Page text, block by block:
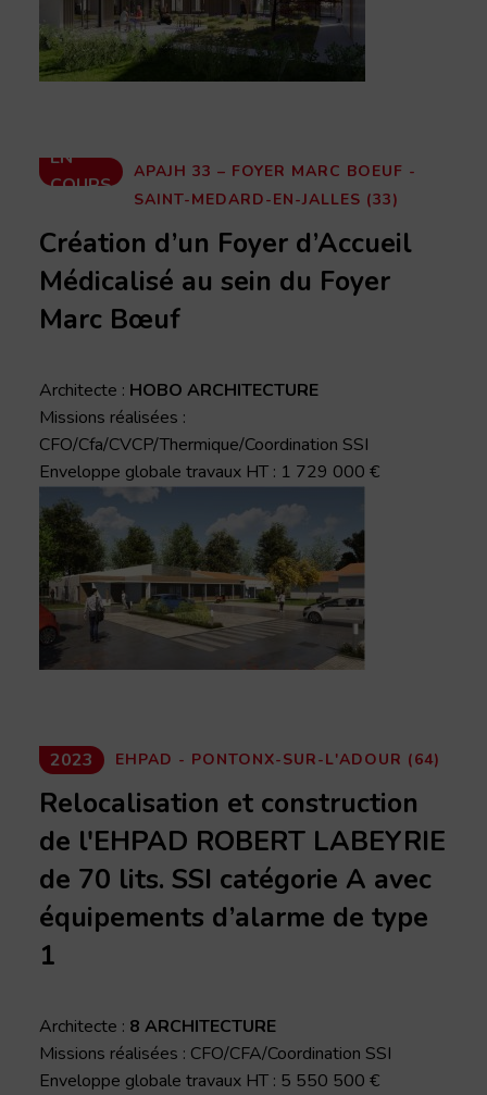
EN
COURS
APAJH 33 – FOYER MARC BOEUF -
SAINT-MEDARD-EN-JALLES (33)
Création d’un Foyer d’Accueil
Médicalisé au sein du Foyer
Marc Bœuf
Architecte : HOBO ARCHITECTURE
Missions réalisées :
CFO/Cfa/CVCP/Thermique/Coordination SSI
Enveloppe globale travaux HT : 1 729 000 €
2023 EHPAD - PONTONX-SUR-L'ADOUR (64)
Relocalisation et construction
de l'EHPAD ROBERT LABEYRIE
de 70 lits. SSI catégorie A avec
équipements d’alarme de type
1
Architecte : 8 ARCHITECTURE
Missions réalisées : CFO/CFA/Coordination SSI
Enveloppe globale travaux HT : 5 550 500 €